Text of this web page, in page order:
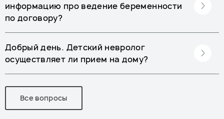
информацию про ведение беременности
по договору?
Добрый день. Детский невролог
осуществляет ли прием на дому?
Все вопросы